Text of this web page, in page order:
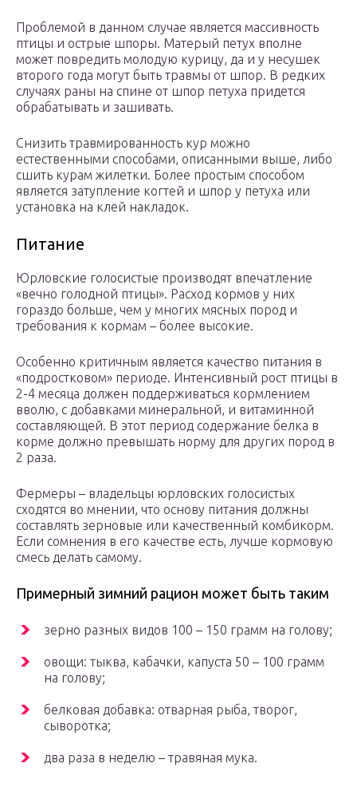
Проблемой в данном случае является массивность
птицы и острые шпоры. Матерый петух вполне
может повредить молодую курицу, да и у несушек
второго года могут быть травмы от шпор. В редких
случаях раны на спине от шпор петуха придется
обрабатывать и зашивать.
Снизить травмированность кур можно
естественными способами, описанными выше, либо
сшить курам жилетки. Более простым способом
является затупление когтей и шпор у петуха или
установка на клей накладок.
Питание
Юрловские голосистые производят впечатление
«вечно голодной птицы». Расход кормов у них
гораздо больше, чем у многих мясных пород и
требования к кормам – более высокие.
Особенно критичным является качество питания в
«подростковом» периоде. Интенсивный рост птицы в
2-4 месяца должен поддерживаться кормлением
вволю, с добавками минеральной, и витаминной
составляющей. В этот период содержание белка в
корме должно превышать норму для других пород в
2 раза.
Фермеры – владельцы юрловских голосистых
сходятся во мнении, что основу питания должны
составлять зерновые или качественный комбикорм.
Если сомнения в его качестве есть, лучше кормовую
смесь делать самому.
Примерный зимний рацион может быть таким
зерно разных видов 100 – 150 грамм на голову;
овощи: тыква, кабачки, капуста 50 – 100 грамм
на голову;
белковая добавка: отварная рыба, творог,
сыворотка;
два раза в неделю – травяная мука.